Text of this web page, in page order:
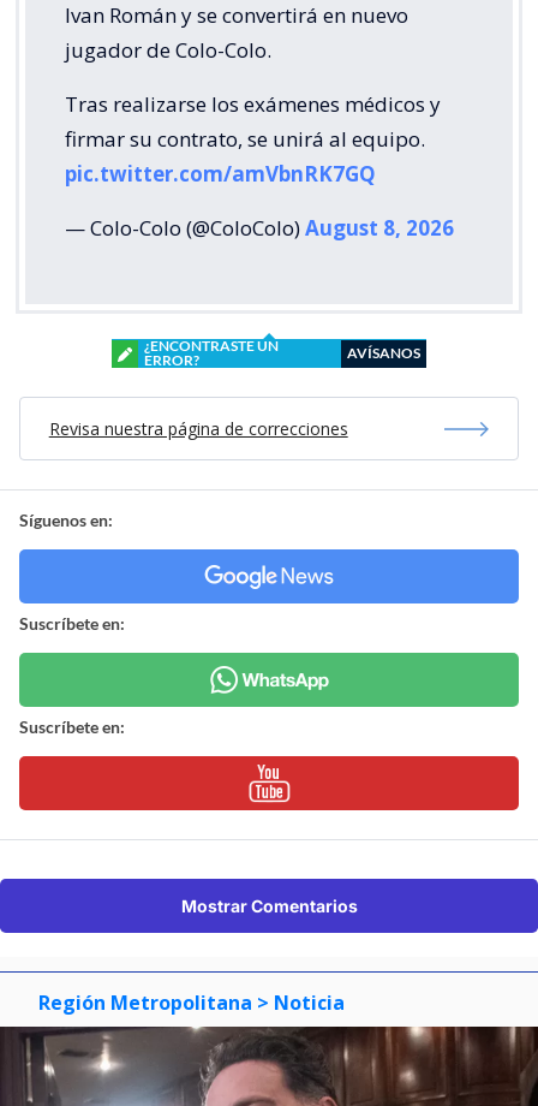
Ivan Román y se convertirá en nuevo
jugador de Colo-Colo.
Tras realizarse los exámenes médicos y
firmar su contrato, se unirá al equipo.
pic.twitter.com/amVbnRK7GQ
— Colo-Colo (@ColoColo)August 8, 2026
¿ENCONTRASTE UN
ERROR?
AVÍSANOS
Revisa nuestra página de correcciones
Síguenos en:
Suscríbete en:
Suscríbete en:
Mostrar Comentarios
Región Metropolitana > Noticia